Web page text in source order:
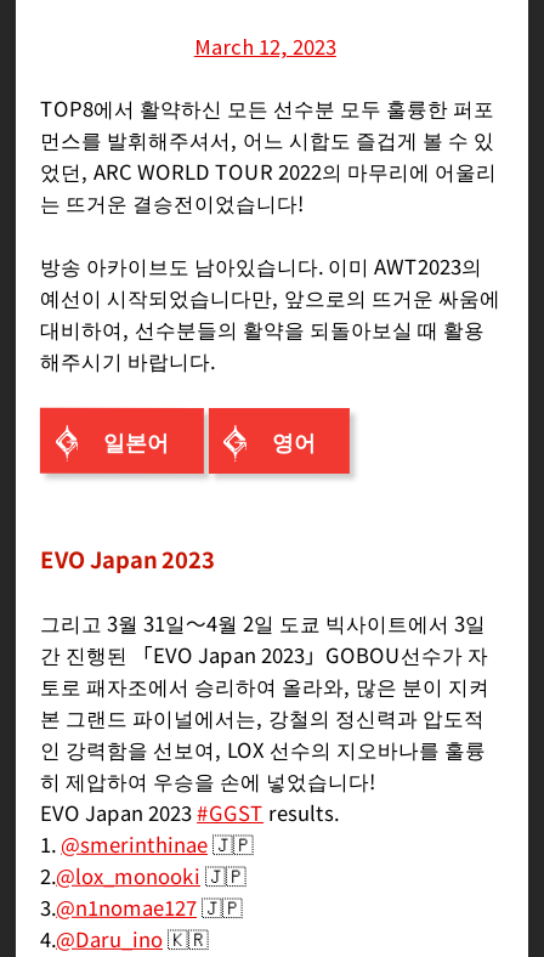
March 12, 2023
TOP8에서 활약하신 모든 선수분 모두 훌륭한 퍼포
먼스를 발휘해주셔서, 어느 시합도 즐겁게 볼 수 있
었던, ARC WORLD TOUR 2022의 마무리에 어울리
는 뜨거운 결승전이었습니다!
방송 아카이브도 남아있습니다. 이미 AWT2023의
예선이 시작되었습니다만, 앞으로의 뜨거운 싸움에
대비하여, 선수분들의 활약을 되돌아보실 때 활용
해주시기 바랍니다.
일본어 영어
EVO Japan 2023
그리고 3월 31일～4월 2일 도쿄 빅사이트에서 3일
간 진행된 「EVO Japan 2023」GOBOU선수가 자
토로 패자조에서 승리하여 올라와, 많은 분이 지켜
본 그랜드 파이널에서는, 강철의 정신력과 압도적
인 강력함을 선보여, LOX 선수의 지오바나를 훌륭
히 제압하여 우승을 손에 넣었습니다!
EVO Japan 2023#GGST results.
1. @smerinthinae🇯🇵
2.@lox_monooki 🇯🇵
3.@n1nomae127🇯🇵
4.@Daru_ino🇰🇷